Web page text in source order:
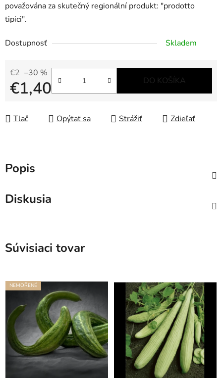
považována za skutečný regionální produkt: "prodotto
tipici".
Dostupnosť Skladem
€2 –30 %
€1,40 DO KOŠÍKA
Tlač Opýtať sa Strážiť Zdieľať
Popis
Diskusia
Súvisiaci tovar
NEMOŘENÉ